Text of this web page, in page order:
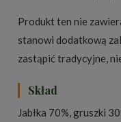
Produkt ten nie
stanowi dodatkową
zastąpić tradycyjne,
Skład
Jabłka 70%, gruszki